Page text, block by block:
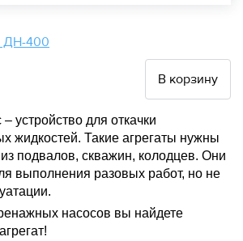
ДН-400
В корзину
устройство для откачки
жидкостей. Такие агрегаты нужны
подвалов, скважин, колодцев. Они
выполнения разовых работ, но не
насосов вы найдете